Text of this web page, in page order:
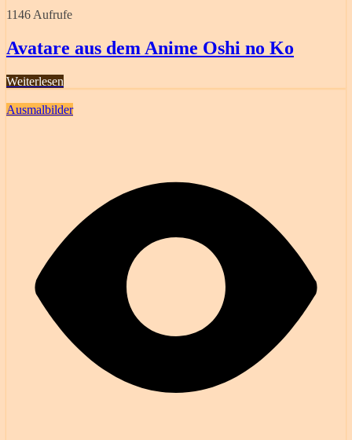
1146 Aufrufe
Avatare aus dem Anime Oshi no Ko
Weiterlesen
Ausmalbilder